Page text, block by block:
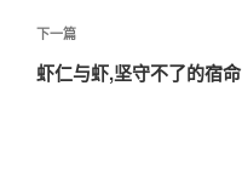
航
文
章
下
一
下一篇
虾仁与虾,坚守不了的宿命